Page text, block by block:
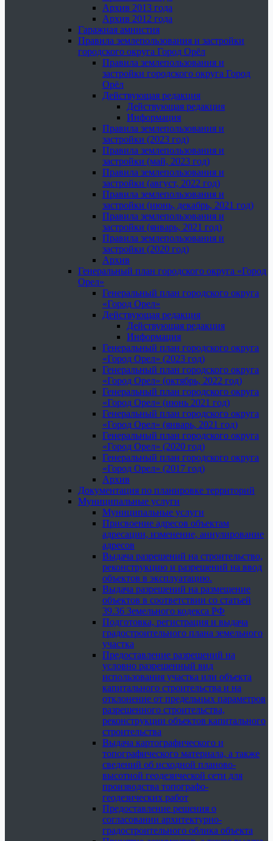
Архив 2013 года
Архив 2012 года
Гаражная амнистия
Правила землепользования и застройки
городского округа Город Орёл
Правила землепользования и
застройки городского округа Город
Орёл
Действующая редакция
Действующая редакция
Информация
Правила землепользования и
застройки (2023 год)
Правила землепользования и
застройки (май, 2023 год)
Правила землепользования и
застройки (август, 2022 год)
Правила землепользования и
застройки (июнь, декабрь, 2021 год)
Правила землепользования и
застройки (январь, 2021 год)
Правила землепользования и
застройки (2020 год)
Архив
Генеральный план городского округа «Город
Орел»
Генеральный план городского округа
«Город Орел»
Действующая редакция
Действующая редакция
Информация
Генеральный план городского округа
«Город Орел» (2023 год)
Генеральный план городского округа
«Город Орел» (октябрь, 2022 год)
Генеральный план городского округа
«Город Орел» (июнь 2021 год)
Генеральный план городского округа
«Город Орел» (январь, 2021 год)
Генеральный план городского округа
«Город Орел» (2020 год)
Генеральный план городского округа
«Город Орел» (2017 год)
Архив
Документация по планировке территорий
Муниципальные услуги
Муниципальные услуги
Присвоение адресов объектам
адресации, изменение, аннулирование
адресов
Выдача разрешений на строительство,
реконструкцию и разрешений на ввод
объектов в эксплуатацию.
Выдача разрешений на размещение
объектов в соответствии со статьей
39.36 Земельного кодекса РФ
Подготовка, регистрация и выдача
градостроительного плана земельного
участка
Предоставление разрешений на
условно разрешенный вид
использования участка или объекта
капитального строительства и на
отклонение от предельных параметров
разрешенного строительства,
реконструкции объектов капитального
строительства
Выдача картографического и
топографического материала, а также
сведений об исходной планово-
высотной геодезической сети для
производства топографо-
геодезических работ
Предоставление решения о
согласовании архитектурно-
градостроительного облика объекта